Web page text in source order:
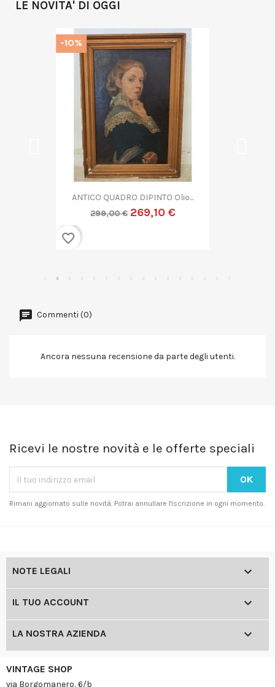
LE NOVITA' DI OGGI
QUADRO DIPINTO ASTRATTO G....
299,00 € 269,10 €
-10%
Commenti (0)
Ancora nessuna recensione da parte degli utenti.
Ricevi le nostre novità e le offerte speciali
Rimani aggiornato sulle novità. Potrai annullare l'iscrizione in ogni momento.
NOTE LEGALI 
IL TUO ACCOUNT 
LA NOSTRA AZIENDA 
VINTAGE SHOP
via Borgomanero, 6/b